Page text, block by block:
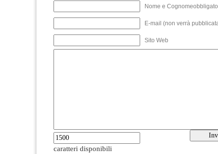
Nome e
E-mail (non verrà
Sito Web
caratteri disponibili